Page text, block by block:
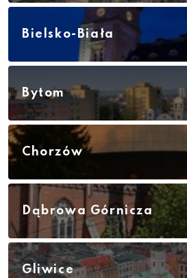
Bielsko-Biała
Bytom
Chorzów
Dąbrowa Górnicza
Gliwice